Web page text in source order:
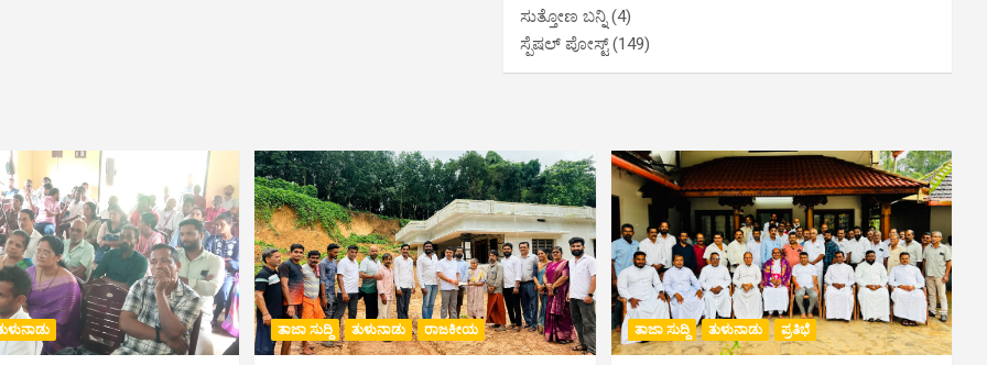
ಸುತ್ತೋಣ ಬನ್ನಿ(4)
ಸ್ಪೆಷಲ್ ಪೋಸ್ಟ್(149)
ತಾಜಾ ಸುದ್ದಿ ತುಳುನಾಡು ರಾಜಕೀಯ ತಾಜಾ ಸುದ್ದಿ ತುಳುನಾಡು ಪ್ರತಿಭೆ